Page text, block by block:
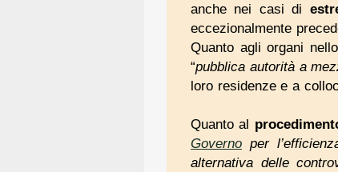
anche nei casi di
eccezionalmente
Quanto agli organi
“pubblica autorità a
loro residenze e a
Quanto al
Governo per
alternativa delle